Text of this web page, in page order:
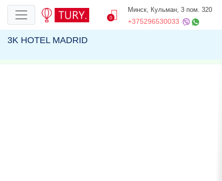
0
Минск, Кульман, 3 пом. 320
+375296530033
3K HOTEL MADRID